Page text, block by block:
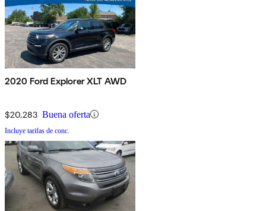
2020 Ford Explorer XLT AWD
$20,283 Buena oferta
Incluye tarifas de conc.